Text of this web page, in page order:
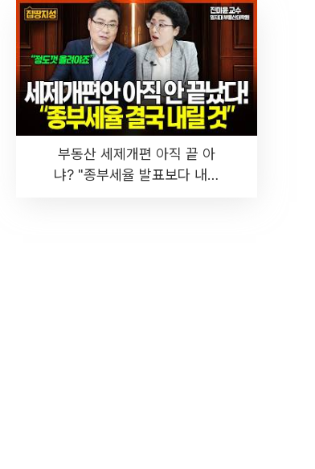
부동산 세제개편 아직 끝 아
냐? "종부세율 발표보다 내릴